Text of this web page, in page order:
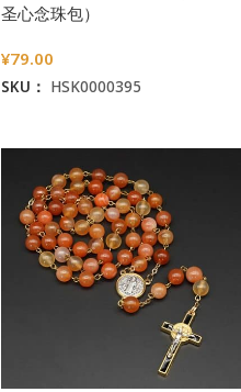
圣心念珠包）
¥79.00
SKU： HSK0000395